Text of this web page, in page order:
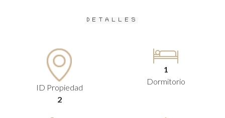
DETALLES
ID Propiedad
2
1
Dormitorio